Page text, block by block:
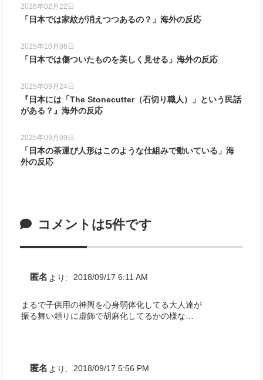
2026年02月22日
「日本では家紋が消えつつあるの？」海外の反応
2025年10月06日
「日本では傷ついたものを美しく見せる」海外の反応
2025年09月24日
『日本には「The Stonecutter（石切り職人）」という民話
がある？』海外の反応
2025年09月09日
「日本の茶運び人形はこのような仕組みで動いている」海
外の反応
コメントは5件です
匿名 より: 2018/09/17 6:11 AM
まるで子供用の神輿を心身弱体化してる大人達が
振る舞い頼りに虚飾で胡麻化してるかの様な…
匿名 より: 2018/09/17 5:56 PM